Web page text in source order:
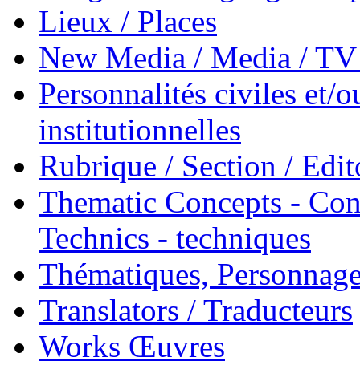
Lieux / Places
New Media / Media /
Personnalités civiles et/
institutionnelles
Rubrique / Section /
Thematic Concepts -
Technics - techniques
Thématiques,
Translators / Traducteurs
Works Œuvres